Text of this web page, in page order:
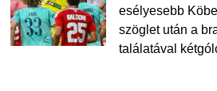
esélyesebb
szöglet után a
találatával